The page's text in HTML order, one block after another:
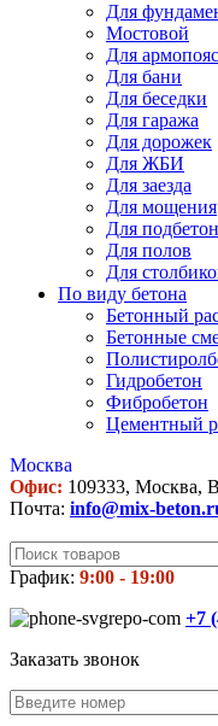
Для
Мостовой
Для
Для бани
Для беседки
Для гаража
Для дорожек
Для ЖБИ
Для заезда
Для мощения
Для
Для полов
Для
По виду бетона
Бетонный
Бетонные
Гидробетон
Фибробетон
Цементный
Москва
Офис: 109333, Москва,
Почта: info@mix-
График: 9:00 - 19:00
+7
Заказать звонок